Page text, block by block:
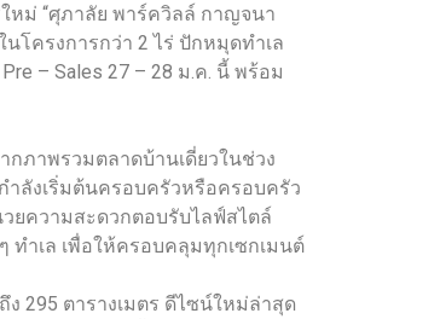
หม่ “ศุภาลัย พาร์ควิลล์ กาญจนา
โครงการกว่า 2 ไร่ ปักหมุดทำเล
– Sales 27 – 28 ม.ค. นี้ พร้อม
ภาพรวมตลาดบ้านเดี่ยวในช่วง
ำลังเริ่มต้นครอบครัวหรือครอบครัว
ยความสะดวกตอบรับไลฟ์สไตล์
ำเล เพื่อให้ครอบคลุมทุกเซกเมนต์
295 ตารางเมตร ดีไซน์ใหม่ล่าสุด